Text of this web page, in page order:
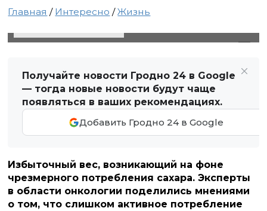
Главная / Интересно /Жизнь
Получайте новости Гродно 24 в Google
— тогда новые новости будут чаще
появляться в ваших рекомендациях.
Добавить Гродно 24 в Google
Избыточный вес, возникающий на фоне
чрезмерного потребления сахара. Эксперты
в области онкологии поделились мнениями
о том, что слишком активное потребление